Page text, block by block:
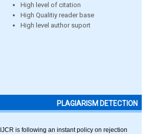
High level of citation
High Qualitiy reader base
High level author suport
PLAGIARISM DETECTION
IJCR is following an instant policy on rejection